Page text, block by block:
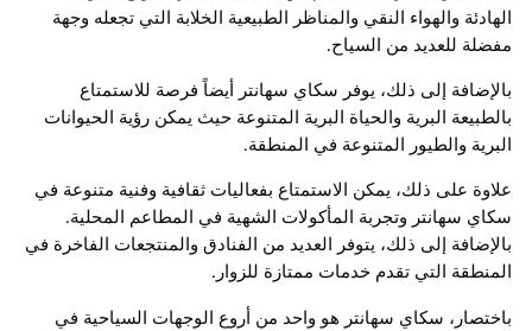
الهادئة والهواء النقي والمناظر الطبيعية الخلابة التي تجعله وجهة
مفضلة للعديد من السياح.
بالإضافة إلى ذلك، يوفر سكاي سهانتر أيضاً فرصة للاستمتاع
بالطبيعة البرية والحياة البرية المتنوعة حيث يمكن رؤية الحيوانات
البرية والطيور المتنوعة في المنطقة.
علاوة على ذلك، يمكن الاستمتاع بفعاليات ثقافية وفنية متنوعة في
سكاي سهانتر وتجربة المأكولات الشهية في المطاعم المحلية.
بالإضافة إلى ذلك، يتوفر العديد من الفنادق والمنتجعات الفاخرة في
المنطقة التي تقدم خدمات ممتازة للزوار.
باختصار، سكاي سهانتر هو واحد من أروع الوجهات السياحية في